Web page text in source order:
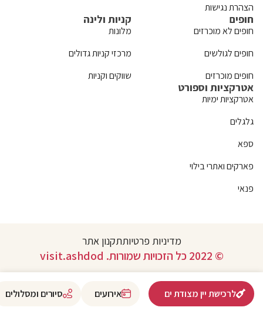
הצהרת נגישות
חופים
חופים לא מוכרזים
חופים לגולשים
חופים מוכרזים
קניות ולינה
מלונות
מרכזי קניות גדולים
שווקים וקניות
אטרקציות וספורט
אטרקציות ימיות
גלגלים
ספא
פארקים ואתרי בילוי
פנאי
מדיניות פרטיותתקנון אתר
© 2022 כל הזכויות שמורות. visit.ashdod
לרכישת יין מצודת ים אירועים סיורים ומסלולים